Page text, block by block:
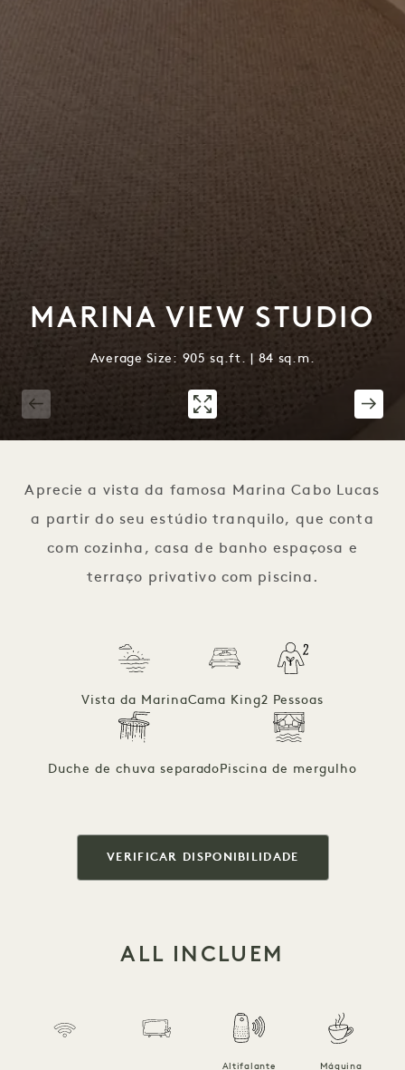
MARINA VIEW STUDIO
Average Size: 905 sq.ft. | 84 sq.m.
Aprecie a vista da famosa Marina Cabo Lucas
a partir do seu estúdio tranquilo, que conta
com cozinha, casa de banho espaçosa e
terraço privativo com piscina.
Vista da MarinaCama King2 Pessoas
Duche de chuva separadoPiscina de mergulho
VERIFICAR DISPONIBILIDADE
ALL INCLUEM
Altifalante Máquina